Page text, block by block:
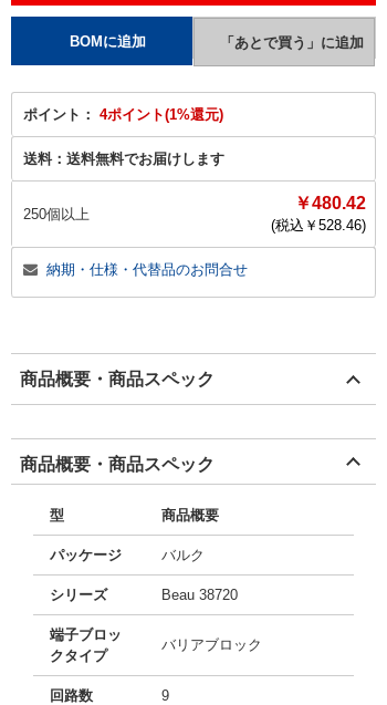
ポイント： 4ポイント(1%還元)
送料： 送料無料でお届けします
250個以上
￥480.42
(税込￥ 528.46)
納期・仕様・代替品のお問合せ
商品概要・商品スペック
商品概要・商品スペック
型 商品概要
パッケージ バルク
シリーズ Beau 38720
端子ブロッ
クタイプ
バリアブロック
回路数 9